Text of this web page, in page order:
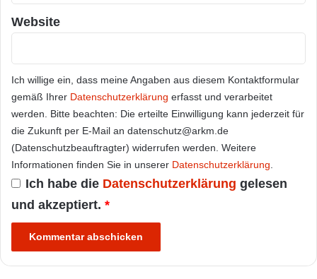
Website
Ich willige ein, dass meine Angaben aus diesem Kontaktformular
gemäß Ihrer Datenschutzerklärung erfasst und verarbeitet
werden. Bitte beachten: Die erteilte Einwilligung kann jederzeit für
die Zukunft per E-Mail an datenschutz@arkm.de
(Datenschutzbeauftragter) widerrufen werden. Weitere
Informationen finden Sie in unserer Datenschutzerklärung
Ich habe die Datenschutzerklärung gelesen
und akzeptiert. *